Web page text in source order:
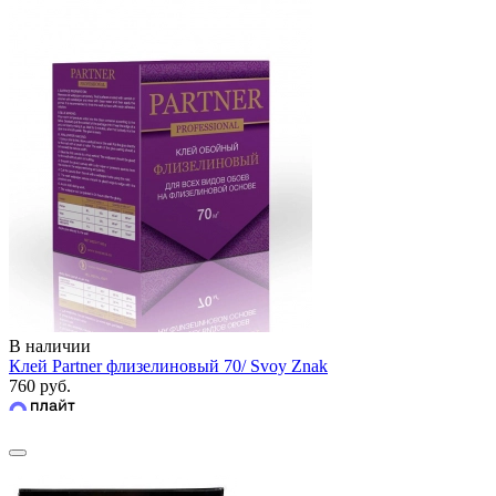
В наличии
Клей Partner флизелиновый 70/ Svoy Znak
760 руб.